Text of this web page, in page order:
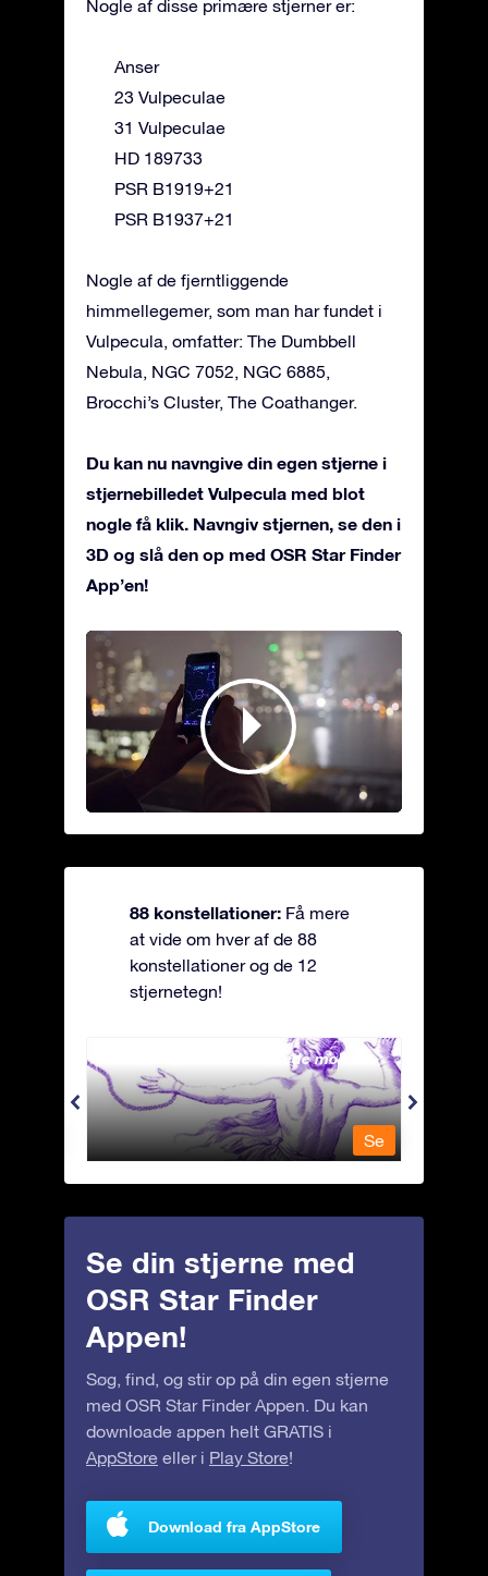
Nogle af disse primære stjerner er:
Anser
23 Vulpeculae
31 Vulpeculae
HD 189733
PSR B1919+21
PSR B1937+21
Nogle af de fjerntliggende
himmellegemer, som man har fundet i
Vulpecula, omfatter: The Dumbbell
Nebula, NGC 7052, NGC 6885,
Brocchi’s Cluster, The Coathanger.
Du kan nu navngive din egen stjerne i
stjernebilledet Vulpecula med blot
nogle få klik. Navngiv stjernen, se den i
3D og slå den op med OSR Star Finder
App’en!
88 konstellationer: Få mere
at vide om hver af de 88
konstellationer og de 12
stjernetegn!
Andromeda - Den lænkede mø
Se
Se din stjerne med
OSR Star Finder
Appen!
Søg, find, og stir op på din egen stjerne
med OSR Star Finder Appen. Du kan
downloade appen helt GRATIS i
AppStore eller i Play Store!
Download fra AppStore